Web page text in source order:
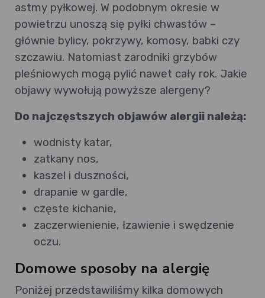
astmy pyłkowej. W podobnym okresie w
powietrzu unoszą się pyłki chwastów –
głównie bylicy, pokrzywy, komosy, babki czy
szczawiu. Natomiast zarodniki grzybów
pleśniowych mogą pylić nawet cały rok. Jakie
objawy wywołują powyższe alergeny?
Do najczęstszych objawów alergii należą:
wodnisty katar,
zatkany nos,
kaszel i duszności,
drapanie w gardle,
częste kichanie,
zaczerwienienie, łzawienie i swędzenie
oczu.
Domowe sposoby na alergię
Poniżej przedstawiliśmy kilka domowych